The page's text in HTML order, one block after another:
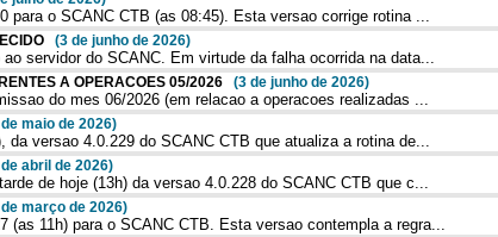
para o SCANC CTB (as 08:45). Esta versao corrige rotina ...
(3 de junho de 2026)
servidor do SCANC. Em virtude da falha ocorrida na data...
A OPERACOES 05/2026 (3 de junho de 2026)
do mes 06/2026 (em relacao a operacoes realizadas ...
maio de 2026)
versao 4.0.229 do SCANC CTB que atualiza a rotina de...
abril de 2026)
de hoje (13h) da versao 4.0.228 do SCANC CTB que c...
março de 2026)
(as 11h) para o SCANC CTB. Esta versao contempla a regra...